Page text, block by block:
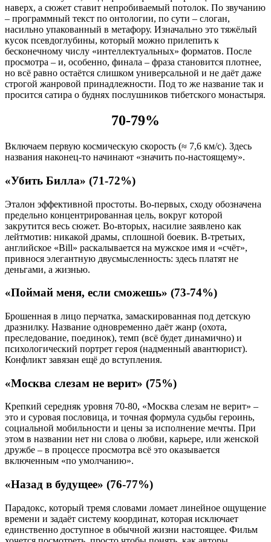
наверх, а сюжет ставит непробиваемый потолок. По звучанию
– программный текст по онтологии, по сути – слоган,
насильно упакованный в метафору. Изначально это тяжёлый
кусок псевдоглубины, который можно прилепить к
бесконечному числу «интеллектуальных» форматов. После
просмотра – и, особенно, финала – фраза становится плотнее,
но всё равно остаётся слишком универсальной и не даёт даже
строгой жанровой принадлежности. Под то же название так и
просится сатира о буднях послушников тибетского монастыря.
70-79%
Включаем первую космическую скорость (≈ 7,6 км/с). Здесь
названия наконец-то начинают «значить по-настоящему».
«Убить Билла» (71-72%)
Эталон эффективной простоты. Во-первых, сходу обозначена
предельно концентрированная цель, вокруг которой
закрутится весь сюжет. Во-вторых, насилие заявлено как
лейтмотив: никакой драмы, сплошной боевик. В-третьих,
английское «Bill» раскалывается на мужское имя и «счёт»,
привнося элегантную двусмысленность: здесь платят не
деньгами, а жизнью.
«Поймай меня, если сможешь» (73-74%)
Брошенная в лицо перчатка, замаскированная под детскую
дразнилку. Название одновременно даёт жанр (охота,
преследование, поединок), темп (всё будет динамично) и
психологический портрет героя (надменный авантюрист).
Конфликт завязан ещё до вступления.
«Москва слезам не верит» (75%)
Крепкий середняк уровня 70-80, «Москва слезам не верит» –
это и суровая пословица, и точная формула судьбы героинь,
социальной мобильности и цены за исполнение мечты. При
этом в названии нет ни слова о любви, карьере, или женской
дружбе – в процессе просмотра всё это оказывается
включенным «по умолчанию».
«Назад в будущее» (76-77%)
Парадокс, который тремя словами ломает линейное ощущение
времени и задаёт систему координат, которая исключает
единственно доступное в обычной жизни настоящее. Фильм